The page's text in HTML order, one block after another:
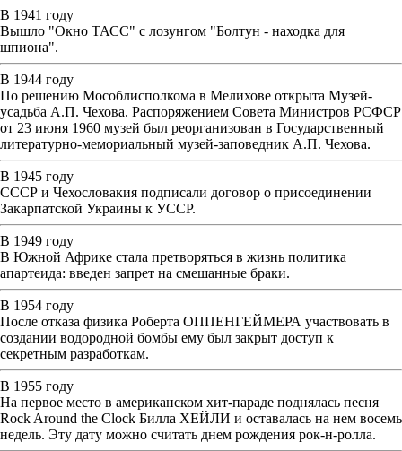
В 1941 году
Вышло "Окно ТАСС" с лозунгом "Болтун - находка для
шпиона".
В 1944 году
По решению Мособлисполкома в Мелихове открыта Музей-
усадьба А.П. Чехова. Распоряжением Совета Министров РСФСР
от 23 июня 1960 музей был реорганизован в Государственный
литературно-мемориальный музей-заповедник А.П. Чехова.
В 1945 году
СССР и Чехословакия подписали договор о присоединении
Закарпатской Украины к УССР.
В 1949 году
В Южной Африке стала претворяться в жизнь политика
апартеида: введен запрет на смешанные браки.
В 1954 году
После отказа физика Роберта ОППЕНГЕЙМЕРА участвовать в
создании водородной бомбы ему был закрыт доступ к
секретным разработкам.
В 1955 году
На первое место в американском хит-параде поднялась песня
Rock Around the Clock Билла ХЕЙЛИ и оставалась на нем восемь
недель. Эту дату можно считать днем рождения рок-н-ролла.